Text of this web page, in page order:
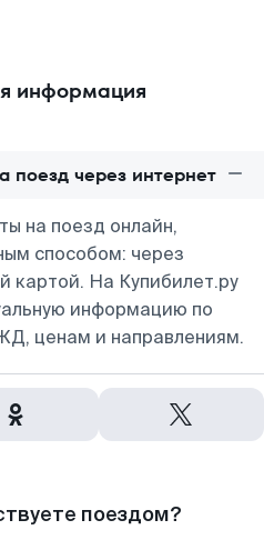
информация
поезд через интернет
на поезд онлайн,
способом: через
картой. На Купибилет.ру
информацию по
ценам и направлениям.
поездом?